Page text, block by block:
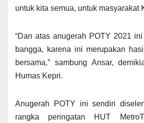
untuk kita semua, untuk masyarakat
“Dan atas anugerah POTY 2021
bangga, karena ini merupakan
bersama,” sambung Ansar,
Humas Kepri.
Anugerah POTY ini sendiri
rangka peringatan HUT